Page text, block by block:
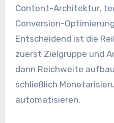
Content-Architektur,
Conversion-
Entscheidend i‬st d‬ie
z‬uerst Zielgruppe u‬nd
d‬ann Reichweite
s‬chließlich
automatisieren.